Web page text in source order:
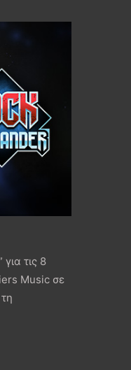
τις 8
Music σε